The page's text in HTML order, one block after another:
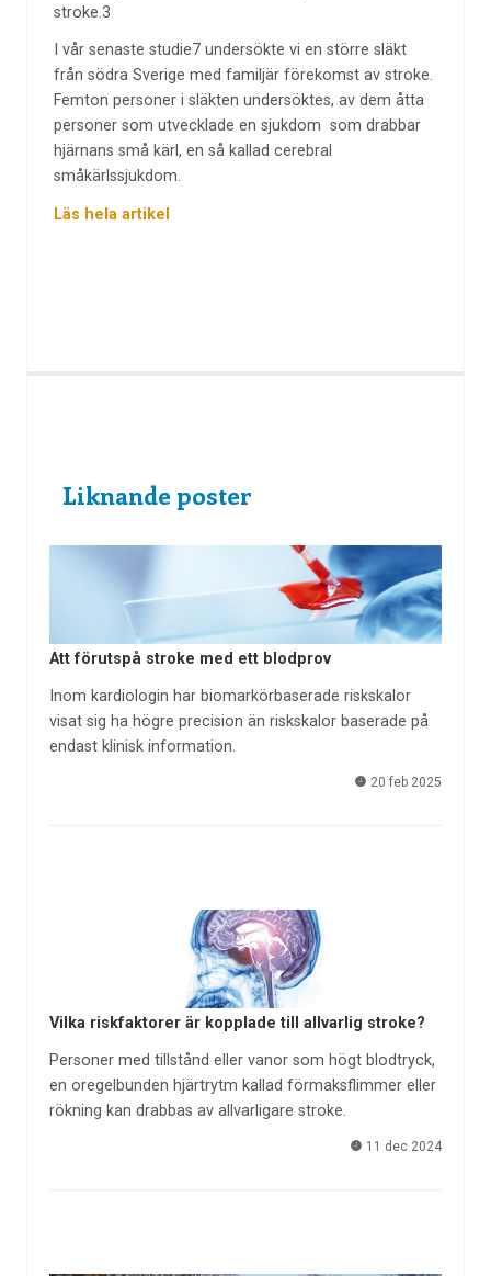
stroke.3
I vår senaste studie7 undersökte vi en större släkt
från södra Sverige med familjär förekomst av stroke.
Femton personer i släkten undersöktes, av dem åtta
personer som utvecklade en sjukdom som drabbar
hjärnans små kärl, en så kallad cerebral
småkärlssjukdom.
Läs hela artikel
Liknande poster
Att förutspå stroke med ett blodprov
Inom kardiologin har biomarkörbaserade riskskalor
visat sig ha högre precision än riskskalor baserade på
endast klinisk information.
20 feb 2025
Vilka riskfaktorer är kopplade till allvarlig stroke?
Personer med tillstånd eller vanor som högt blodtryck,
en oregelbunden hjärtrytm kallad förmaksflimmer eller
rökning kan drabbas av allvarligare stroke.
11 dec 2024